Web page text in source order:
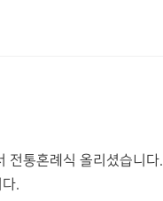
전통혼례식 올리셨습니다.
.